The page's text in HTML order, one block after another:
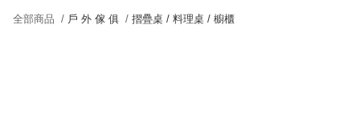
全部商品 / 戶 外 傢 俱 /摺疊桌 / 料理桌 / 櫥櫃